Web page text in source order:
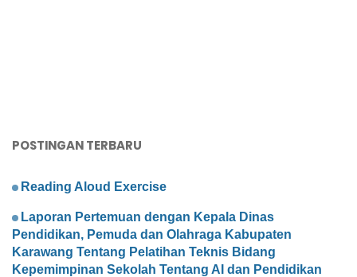
POSTINGAN TERBARU
Reading Aloud Exercise
Laporan Pertemuan dengan Kepala Dinas
Pendidikan, Pemuda dan Olahraga Kabupaten
Karawang Tentang Pelatihan Teknis Bidang
Kepemimpinan Sekolah Tentang AI dan Pendidikan